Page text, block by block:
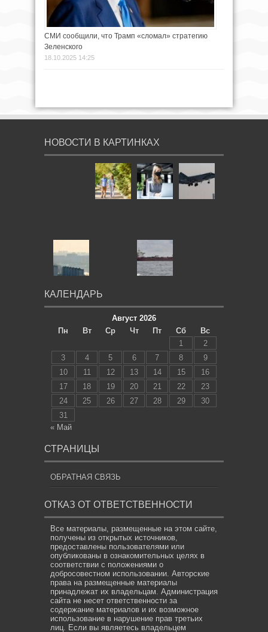
СМИ сообщили, что Трамп «сломал» стратегию
Зеленского
18.10.2025 14:25
НОВОСТИ В КАРТИНКАХ
КАЛЕНДАРЬ
Август 2026
Пн
Вт Ср Чт Пт Сб
Вс
1
2
3
4 5 6 7 8
9
10
11 12 13 14 15
16
17
18 19 20 21 22
23
24
25 26 27 28 29
30
31
« Май
СТРАНИЦЫ
ОБРАТНАЯ СВЯЗЬ
ОТКАЗ ОТ ОТВЕТСТВЕННОСТИ
Все материалы, размещенные на этом сайте,
получены из открытых источников,
предоставлены пользователями или
опубликованы в ознакомительных целях в
соответствии с положениями о
добросовестном использовании. Авторские
права на размещенные материалы
принадлежат их владельцам. Администрация
сайта не несет ответственности за
содержание материалов и их возможное
использование в нарушение прав третьих
лиц. Если вы являетесь владельцем